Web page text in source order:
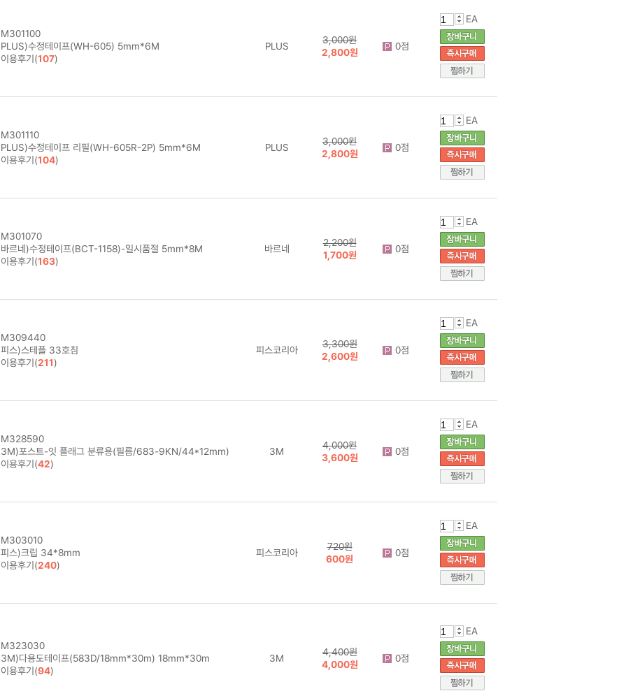
M301100
PLUS)수정테이프(WH-605) 5mm*6M
이용후기(107)
PLUS
3,000원
2,800원
0점
EA
M301110
PLUS)수정테이프 리필(WH-605R-2P) 5mm*6M
이용후기(104)
PLUS
3,000원
2,800원
0점
EA
M301070
바르네)수정테이프(BCT-1158)-일시품절 5mm*8M
이용후기(163)
바르네
2,200원
1,700원
0점
EA
M309440
피스)스테플 33호침
이용후기(211)
피스코리아
3,300원
2,600원
0점
EA
M328590
3M)포스트-잇 플래그 분류용(필름/683-9KN/44*12mm)
이용후기(42)
3M
4,000원
3,600원
0점
EA
M303010
피스)크립 34*8mm
이용후기(240)
피스코리아
720원
600원
0점
EA
M323030
3M)다용도테이프(583D/18mm*30m) 18mm*30m
이용후기(94)
3M
4,400원
4,000원
0점
EA